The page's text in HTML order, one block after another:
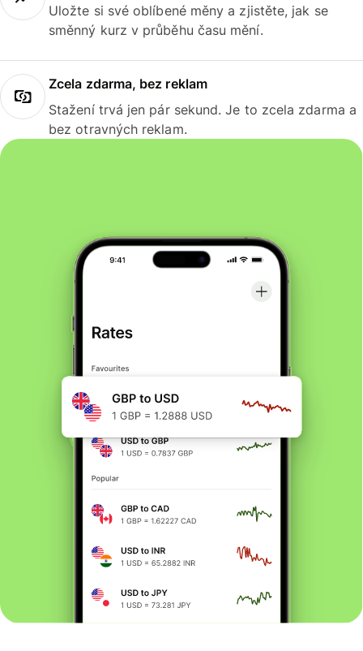
Uložte si své oblíbené měny a zjistěte, jak se
směnný kurz v průběhu času mění.
Zcela zdarma, bez reklam
Stažení trvá jen pár sekund. Je to zcela zdarma a
bez otravných reklam.